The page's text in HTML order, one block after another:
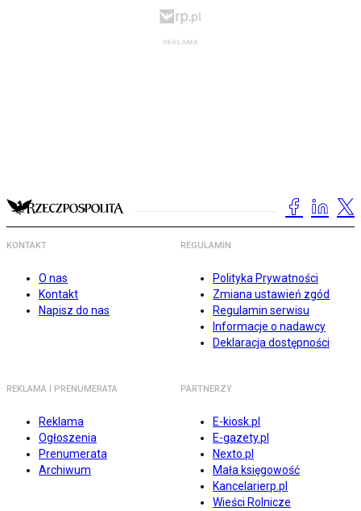
KONTAKT
O nas
Kontakt
Napisz do nas
REGULAMIN
Polityka Prywatności
Zmiana ustawień zgód
Regulamin serwisu
Informacje o nadawcy
Deklaracja dostępności
REKLAMA I PRENUMERATA
Reklama
Ogłoszenia
Prenumerata
Archiwum
PARTNERZY
E-kiosk.pl
E-gazety.pl
Nexto.pl
Mała księgowość
Kancelarierp.pl
Wieści Rolnicze